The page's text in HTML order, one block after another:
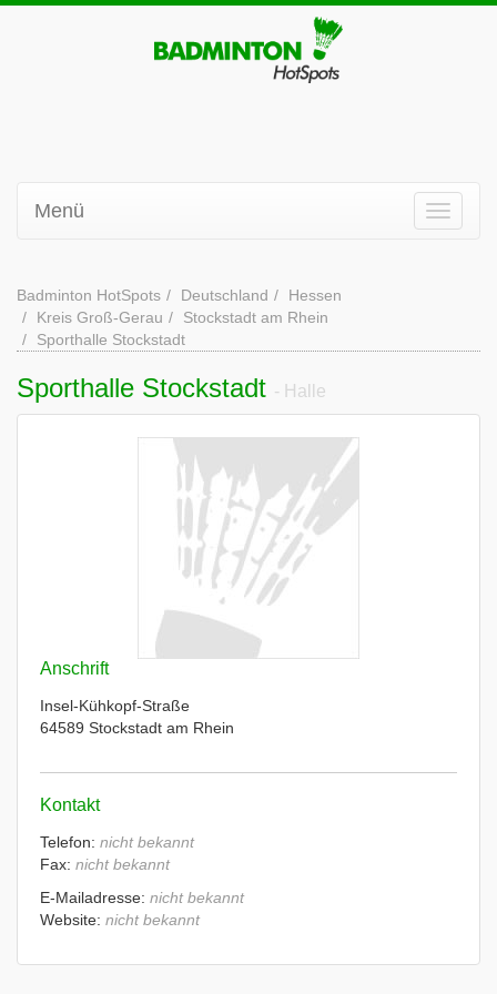
Menü
Badminton HotSpots Deutschland
Hessen
Kreis Groß-Gerau
Stockstadt am Rhein
Sporthalle Stockstadt
Sporthalle Stockstadt - Halle
Anschrift
Insel-Kühkopf-Straße
64589 Stockstadt am Rhein
Kontakt
Telefon: nicht bekannt
Fax: nicht bekannt
E-Mailadresse: nicht bekannt
Website: nicht bekannt